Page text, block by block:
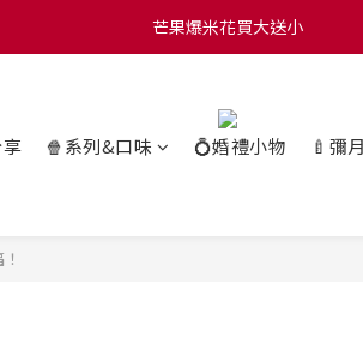
鹽爆米花50g 🍿 滿 $1580 贈品牌咖啡掛耳包
鹽爆米花50g 🍿 滿 $1580 贈品牌咖啡掛耳包
🍿系列&口味 💍婚禮小物 🍼彌